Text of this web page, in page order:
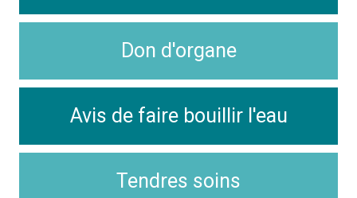
Don d'organe
Avis de faire bouillir l'eau
Tendres soins